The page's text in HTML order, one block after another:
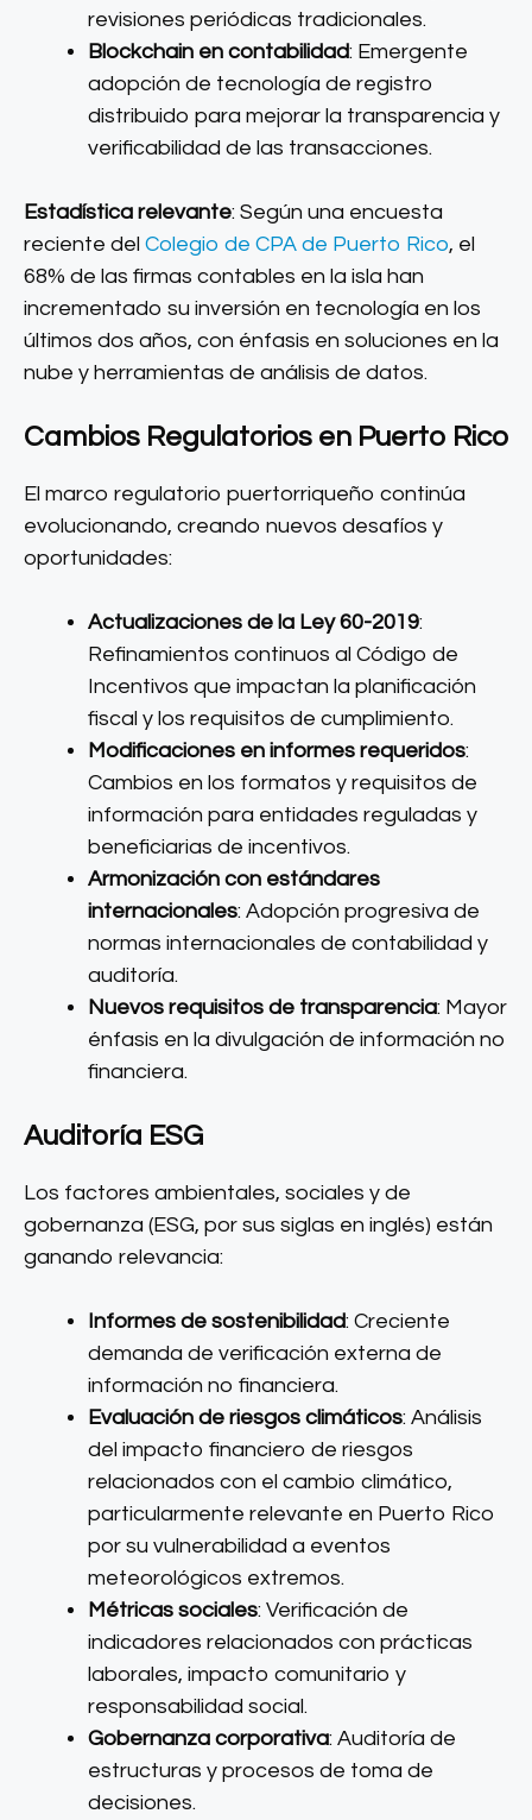
revisiones periódicas tradicionales.
Blockchain en contabilidad: Emergente
adopción de tecnología de registro
distribuido para mejorar la transparencia y
verificabilidad de las transacciones.
Estadística relevante: Según una encuesta
reciente del Colegio de CPA de Puerto Rico, el
68% de las firmas contables en la isla han
incrementado su inversión en tecnología en los
últimos dos años, con énfasis en soluciones en la
nube y herramientas de análisis de datos.
Cambios Regulatorios en Puerto Rico
El marco regulatorio puertorriqueño continúa
evolucionando, creando nuevos desafíos y
oportunidades:
Actualizaciones de la Ley 60-2019:
Refinamientos continuos al Código de
Incentivos que impactan la planificación
fiscal y los requisitos de cumplimiento.
Modificaciones en informes requeridos:
Cambios en los formatos y requisitos de
información para entidades reguladas y
beneficiarias de incentivos.
Armonización con estándares
internacionales: Adopción progresiva de
normas internacionales de contabilidad y
auditoría.
Nuevos requisitos de transparencia: Mayor
énfasis en la divulgación de información no
financiera.
Auditoría ESG
Los factores ambientales, sociales y de
gobernanza (ESG, por sus siglas en inglés) están
ganando relevancia:
Informes de sostenibilidad: Creciente
demanda de verificación externa de
información no financiera.
Evaluación de riesgos climáticos: Análisis
del impacto financiero de riesgos
relacionados con el cambio climático,
particularmente relevante en Puerto Rico
por su vulnerabilidad a eventos
meteorológicos extremos.
Métricas sociales: Verificación de
indicadores relacionados con prácticas
laborales, impacto comunitario y
responsabilidad social.
Gobernanza corporativa: Auditoría de
estructuras y procesos de toma de
decisiones.